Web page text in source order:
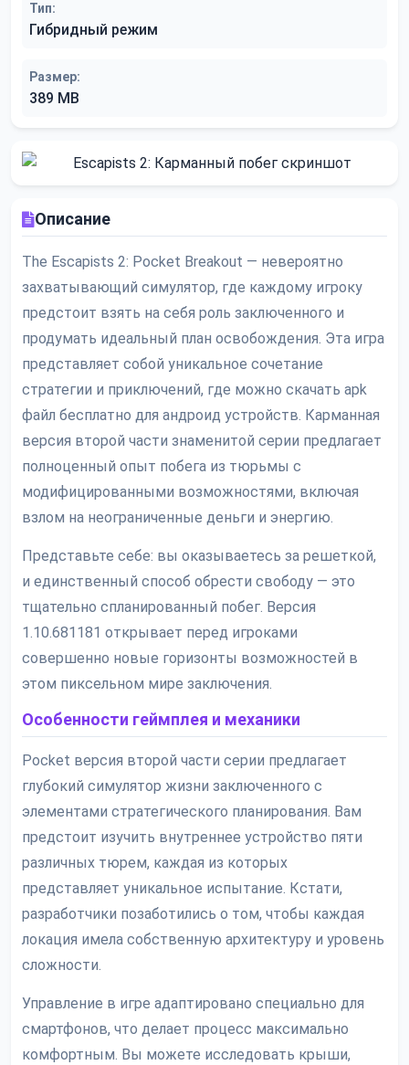
Тип:
Гибридный режим
Размер:
389 MB
Описание
The Escapists 2: Pocket Breakout — невероятно
захватывающий симулятор, где каждому игроку
предстоит взять на себя роль заключенного и
продумать идеальный план освобождения. Эта игра
представляет собой уникальное сочетание
стратегии и приключений, где можно скачать apk
файл бесплатно для андроид устройств. Карманная
версия второй части знаменитой серии предлагает
полноценный опыт побега из тюрьмы с
модифицированными возможностями, включая
взлом на неограниченные деньги и энергию.
Представьте себе: вы оказываетесь за решеткой,
и единственный способ обрести свободу — это
тщательно спланированный побег. Версия
1.10.681181 открывает перед игроками
совершенно новые горизонты возможностей в
этом пиксельном мире заключения.
Особенности геймплея и механики
Pocket версия второй части серии предлагает
глубокий симулятор жизни заключенного с
элементами стратегического планирования. Вам
предстоит изучить внутреннее устройство пяти
различных тюрем, каждая из которых
представляет уникальное испытание. Кстати,
разработчики позаботились о том, чтобы каждая
локация имела собственную архитектуру и уровень
сложности.
Управление в игре адаптировано специально для
смартфонов, что делает процесс максимально
комфортным. Вы можете исследовать крыши,